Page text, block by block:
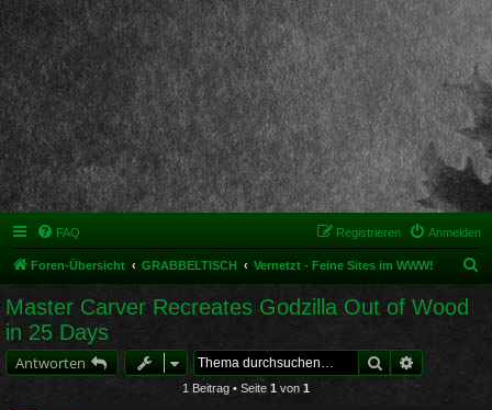
FAQ Anmelden
Registrieren
Foren-Übersicht GRABBELTISCH Vernetzt - Feine Sites im WWW!
Master Carver Recreates Godzilla Out of Wood
in 25 Days
Antworten SucheErweiterte
1 Beitrag • Seite 1 von 1